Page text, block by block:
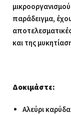
παράδειγμα,
και της
Δοκιμάστε:
Αλεύρι